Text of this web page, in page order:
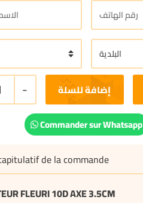
- إضافة للسلة
Commander sur Whatsapp
de la commande
FLEURI 10D AXE 3.5CM